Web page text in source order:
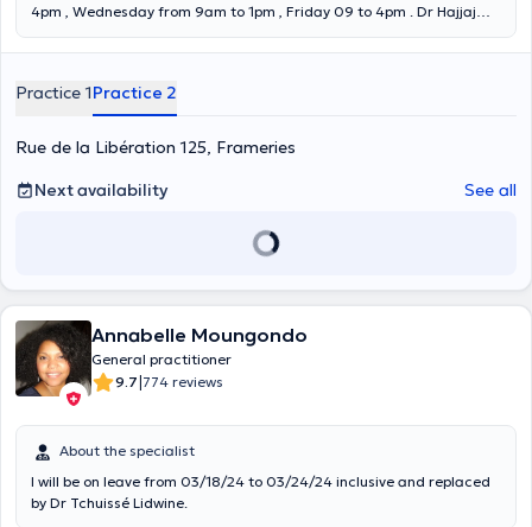
4pm , Wednesday from 9am to 1pm , Friday 09 to 4pm . Dr Hajjaj
Thursday from 10am to 1pm . THANK YOU TO CHECK THE PLACE OF
from the Catholic University of Louvain, obtained a complementary
master in General Medicine in 2013. She receives you in her office
for a consultation of general medicine without age limit, for
consultations of small gynecology (smear, contraception, STD,..) of
management of chronic pathologies.
Practice 1Practice 2
Rue de la Libération 125, Frameries
Next availability
See all
Annabelle Moungondo
General practitioner
9.7|774 reviews
About the specialist
I will be on leave from 03/18/24 to 03/24/24 inclusive and replaced
by Dr Tchuissé Lidwine.